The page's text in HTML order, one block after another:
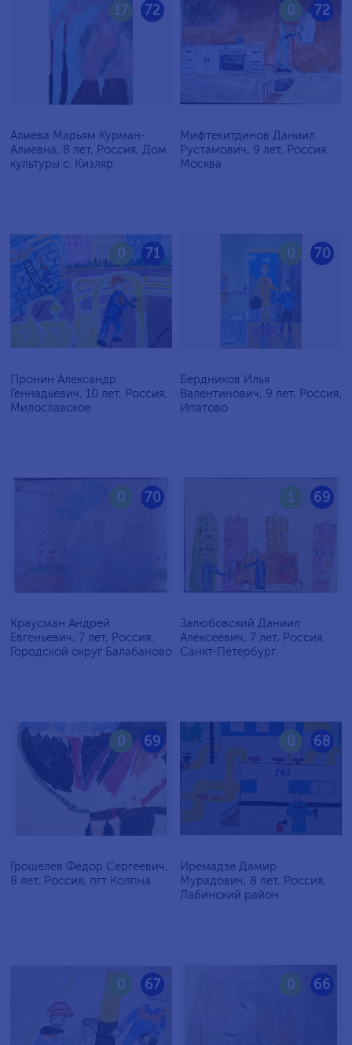
72
17
Алиева Марьям Курман-
Алиевна, 8 лет, Россия, Дом
культуры с. Кизляр
72
0
Мифтекитдинов Даниил
Рустамович, 9 лет, Россия,
Москва
71
0
Пронин Александр
Геннадьевич, 10 лет, Россия,
Милославское
70
0
Бердников Илья
Валентинович, 9 лет, Россия,
Ипатово
70
0
Краусман Андрей
Евгеньевич, 7 лет, Россия,
Городской округ Балабаново
69
1
Залюбовский Даниил
Алексеевич, 7 лет, Россия,
Санкт-Петербург
69
0
Грошелев Фёдор Сергеевич,
8 лет, Россия, пгт Колпна
68
0
Иремадзе Дамир
Мурадович, 8 лет, Россия,
Лабинский район
67
0 66
0